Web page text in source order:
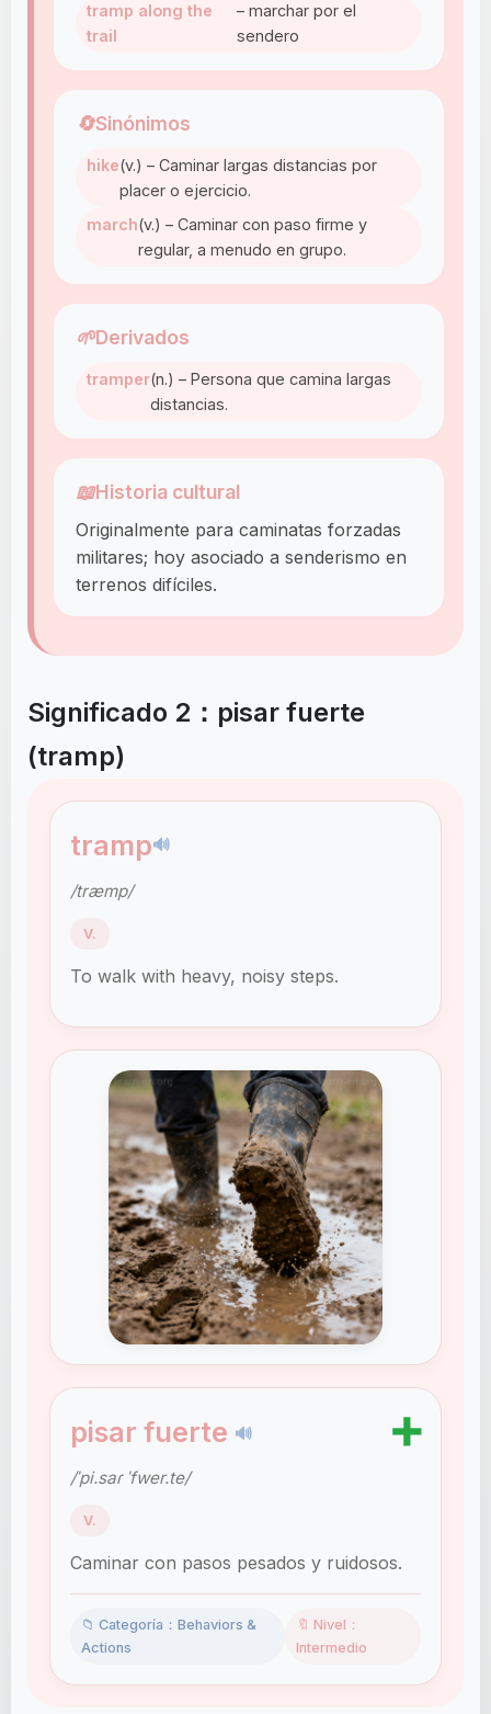
tramp along the
trail
– marchar por el
sendero
🔄Sinónimos
hike(v.) – Caminar largas distancias por
placer o ejercicio.
march(v.) – Caminar con paso firme y
regular, a menudo en grupo.
🌱Derivados
tramper(n.) – Persona que camina largas
distancias.
📖Historia cultural
Originalmente para caminatas forzadas
militares; hoy asociado a senderismo en
terrenos difíciles.
Significado 2：pisar fuerte
(tramp)
tramp🔊
/træmp/
V.
To walk with heavy, noisy steps.
pisar fuerte 🔊 ➕
/ˈpi.saɾ ˈfwer.te/
V.
Caminar con pasos pesados y ruidosos.
📁 Categoría：Behaviors &
Actions
🔖 Nivel：
Intermedio